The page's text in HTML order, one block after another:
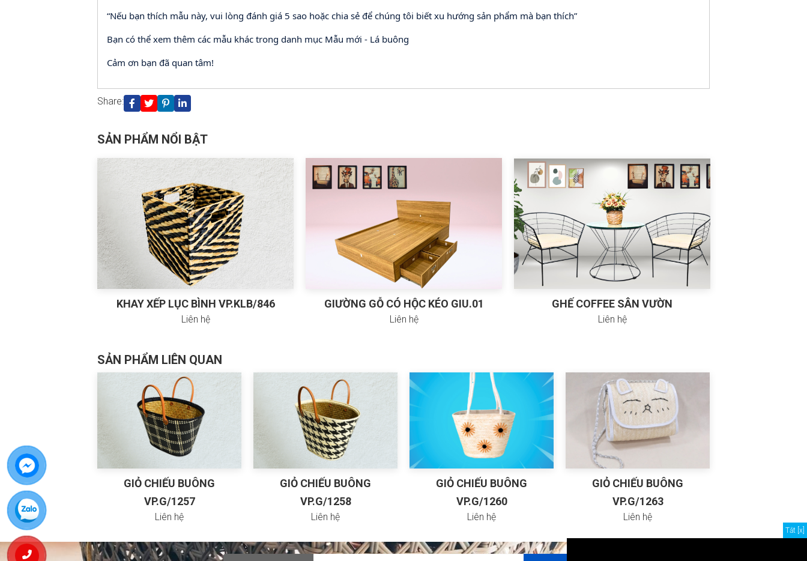
“Nếu bạn thích mẫu này, vui lòng đánh giá 5 sao hoặc chia sẻ để chúng tôi biết xu hướng sản phẩm mà bạn thích”
Bạn có thể xem thêm các mẫu khác trong danh mục Mẫu mới - Lá buông
Cảm ơn bạn đã quan tâm!
Share:
SẢN PHẨM NỔI BẬT
KHAY XẾP LỤC BÌNH VP.KLB/846
Liên hệ
GIƯỜNG GỖ CÓ HỘC KÉO GIU.01
Liên hệ
GHẾ COFFEE SÂN VƯỜN
Liên hệ
SẢN PHẨM LIÊN QUAN
GIỎ CHIẾU BUÔNG
VP.G/1257
Liên hệ
GIỎ CHIẾU BUÔNG
VP.G/1258
Liên hệ
GIỎ CHIẾU BUÔNG
VP.G/1260
Liên hệ
GIỎ CHIẾU BUÔNG
VP.G/1263
Liên hệ
Tắt [x]